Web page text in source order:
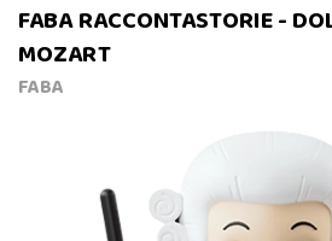
FABA RACCONTASTORIE -
MOZART
FABA